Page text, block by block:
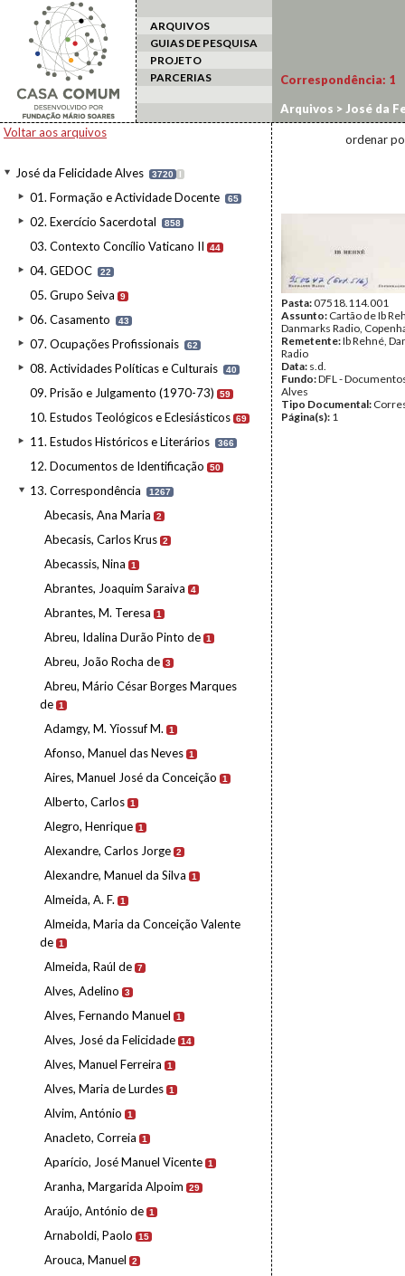
ARQUIVOS
GUIAS DE PESQUISA
PROJETO
PARCERIAS
Voltar aos arquivos
José da Felicidade Alves 3720 I
01. Formação e Actividade Docente 65
02. Exercício Sacerdotal 858
03. Contexto Concílio Vaticano II 44
04. GEDOC 22
05. Grupo Seiva 9
06. Casamento 43
07. Ocupações Profissionais 62
08. Actividades Políticas e Culturais 40
09. Prisão e Julgamento (1970-73) 59
10. Estudos Teológicos e Eclesiásticos 69
11. Estudos Históricos e Literários 366
12. Documentos de Identificação 50
13. Correspondência 1267
Abecasis, Ana Maria 2
Abecasis, Carlos Krus 2
Abecassis, Nina 1
Abrantes, Joaquim Saraiva 4
Abrantes, M. Teresa 1
Abreu, Idalina Durão Pinto de 1
Abreu, João Rocha de 3
Abreu, Mário César Borges Marques
de 1
Adamgy, M. Yiossuf M. 1
Afonso, Manuel das Neves 1
Aires, Manuel José da Conceição 1
Alberto, Carlos 1
Alegro, Henrique 1
Alexandre, Carlos Jorge 2
Alexandre, Manuel da Silva 1
Almeida, A. F. 1
Almeida, Maria da Conceição Valente
de 1
Almeida, Raúl de 7
Alves, Adelino 3
Alves, Fernando Manuel 1
Alves, José da Felicidade 14
Alves, Manuel Ferreira 1
Alves, Maria de Lurdes 1
Alvim, António 1
Anacleto, Correia 1
Aparício, José Manuel Vicente 1
Aranha, Margarida Alpoim 29
Araújo, António de 1
Arnaboldi, Paolo 15
Arouca, Manuel 2
Correspondência: 1
Arquivos > José da
ordenar
Pasta:07518.114.001
Assunto: Cartão de Ib
Danmarks Radio,
Remetente:Ib Rehné,
Radio
Data: s.d.
Fundo:DFL -
Alves
Tipo Documental:
Página(s): 1